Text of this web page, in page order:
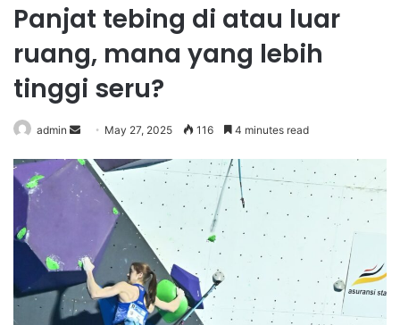
Panjat tebing di atau luar
ruang, mana yang lebih
tinggi seru?
admin
d
e
m
a
May 27, 2025 116 4 minutes read